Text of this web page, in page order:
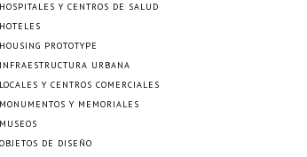
HOSPITALES Y CENTROS DE SALUD
HOTELES
HOUSING PROTOTYPE
INFRAESTRUCTURA URBANA
LOCALES Y CENTROS COMERCIALES
MONUMENTOS Y MEMORIALES
MUSEOS
OBJETOS DE DISEÑO